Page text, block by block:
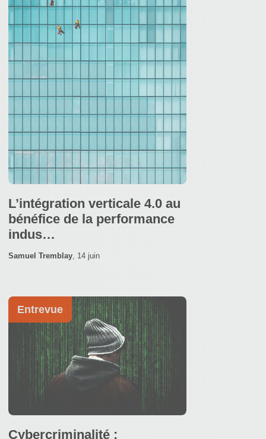
L’intégration verticale 4.0 au
bénéfice de la performance
indus…
Samuel Tremblay 14 juin
Entrevue
Cybercriminalité :